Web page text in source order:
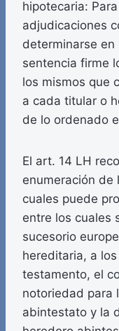
hipotecaria:
adjudicaciones
determinarse
sentencia firme
los mismos que
a cada titular o
de lo ordenado
El art. 14 LH
enumeración de
cuales puede
entre los cuales
sucesorio
hereditaria, a
testamento, el
notoriedad para
abintestato y la